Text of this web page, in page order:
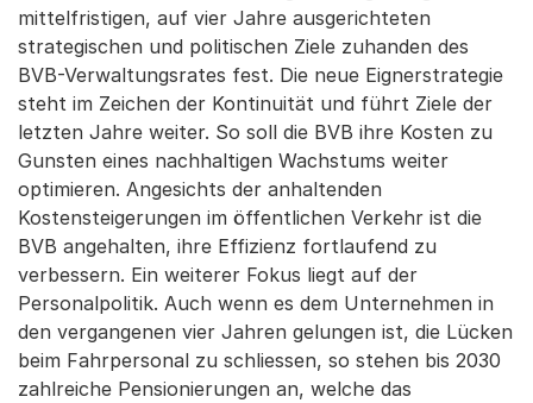
mittelfristigen, auf vier Jahre ausgerichteten
strategischen und politischen Ziele zuhanden des
BVB-Verwaltungsrates fest. Die neue Eignerstrategie
steht im Zeichen der Kontinuität und führt Ziele der
letzten Jahre weiter. So soll die BVB ihre Kosten zu
Gunsten eines nachhaltigen Wachstums weiter
optimieren. Angesichts der anhaltenden
Kostensteigerungen im öffentlichen Verkehr ist die
BVB angehalten, ihre Effizienz fortlaufend zu
verbessern. Ein weiterer Fokus liegt auf der
Personalpolitik. Auch wenn es dem Unternehmen in
den vergangenen vier Jahren gelungen ist, die Lücken
beim Fahrpersonal zu schliessen, so stehen bis 2030
zahlreiche Pensionierungen an, welche das